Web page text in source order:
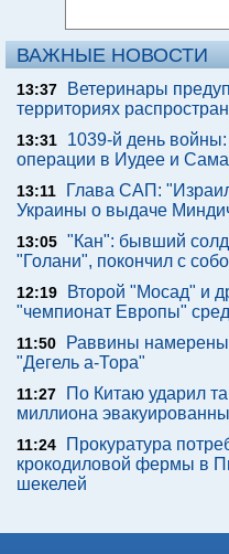
ВАЖНЫЕ НОВОСТИ
13:37
Ветеринары
территориях
13:31
1039-й день
операции в Иудее и
13:11
Глава САП:
Украины о выдаче
13:05 "Кан": бывший
"Голани", покончил с
12:19
Второй "Мосад" и
"чемпионат Европы"
11:50
Раввины намерены
"Дегель а-Тора"
11:27
По Китаю ударил
миллиона
11:24
Прокуратура
крокодиловой фермы в
шекелей